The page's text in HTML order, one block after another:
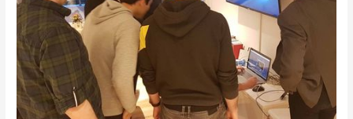
tive
Produkte“